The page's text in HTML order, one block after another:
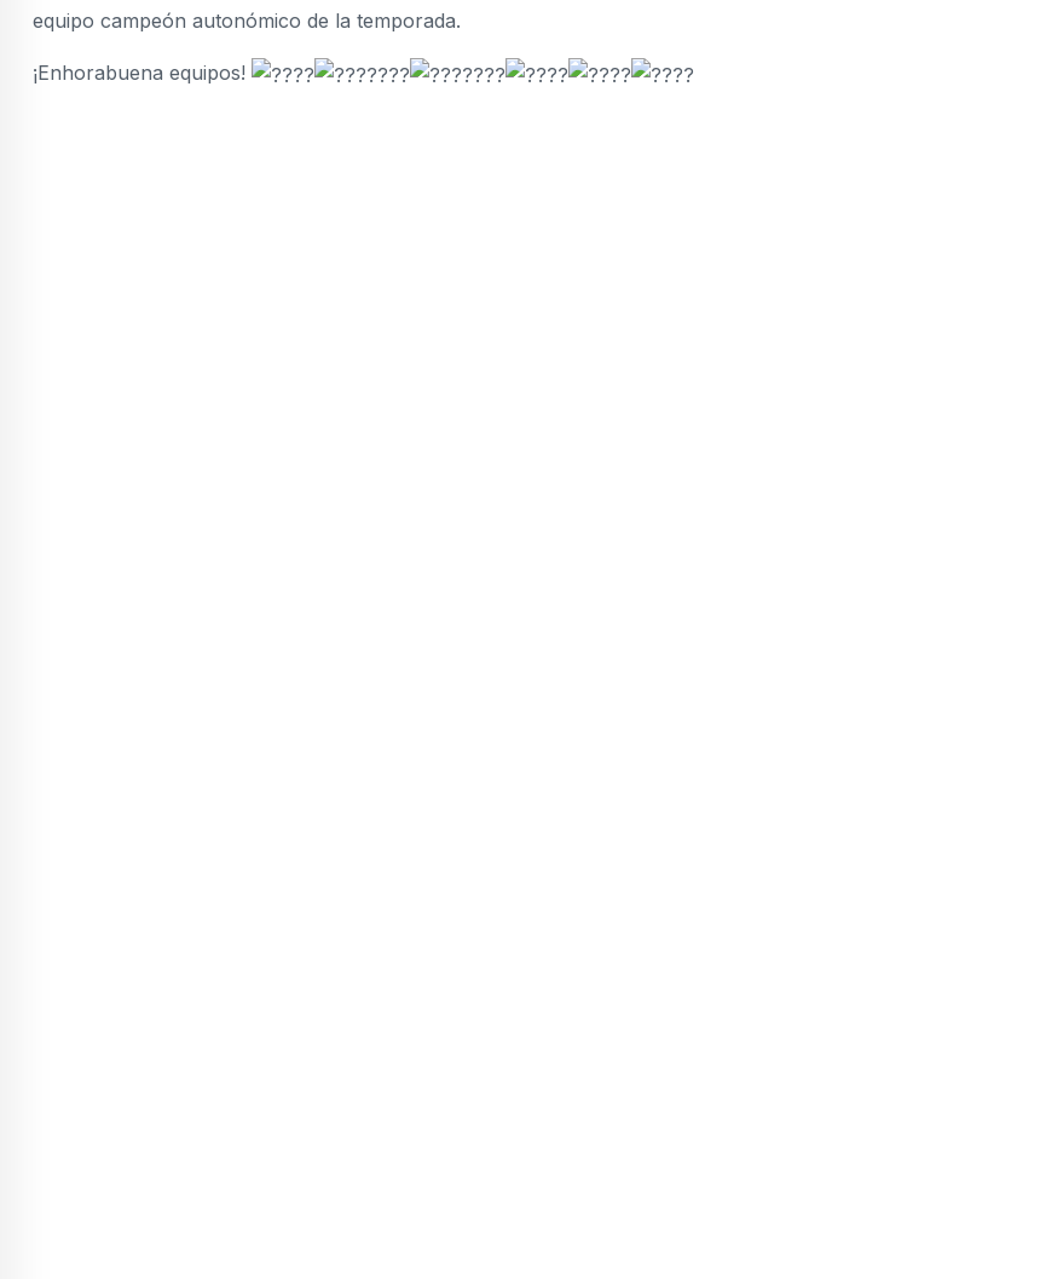
equipo campeón autonómico de la temporada.
¡Enhorabuena equipos!